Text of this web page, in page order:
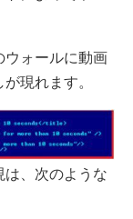
ォールに動画
現れます。
、次のような